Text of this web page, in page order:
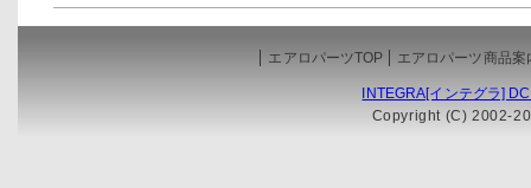
エアロパーツTOP エアロパーツ商品案
INTEGRA[インテグラ]
Copyright (C) 2002-